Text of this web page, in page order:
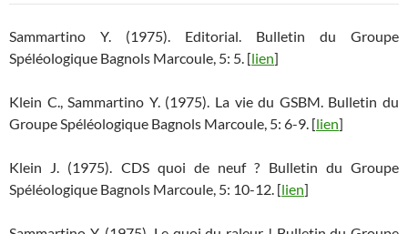
Sammartino Y. (1975). Editorial. Bulletin du Groupe
Spéléologique Bagnols Marcoule, 5: 5. [lien]
Klein C., Sammartino Y. (1975). La vie du GSBM. Bulletin du
Groupe Spéléologique Bagnols Marcoule, 5: 6-9. [lien]
Klein J. (1975). CDS quoi de neuf ? Bulletin du Groupe
Spéléologique Bagnols Marcoule, 5: 10-12. [lien]